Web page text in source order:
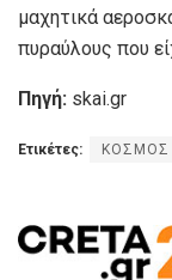
μαχητικά
πυραύλους που
Πηγή: skai.gr
Ετικέτες: ΚΟΣΜΟΣ